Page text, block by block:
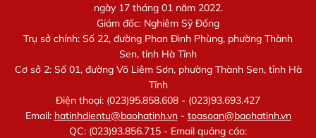
ngày 17 tháng 01 năm 2022.
Giám đốc: Nghiêm Sỹ Đống
Trụ sở chính: Số 22, đường Phan Đình Phùng, phường Thành
Sen, tỉnh Hà Tĩnh
Cơ sở 2: Số 01, đường Võ Liêm Sơn, phường Thành Sen, tỉnh Hà
Tĩnh
Điện thoại: (023)95.858.608 - (023)93.693.427
Email: hatinhdientu@baohatinh.vn- toasoan@baohatinh.vn
QC: (023)93.856.715 - Email quảng cáo: